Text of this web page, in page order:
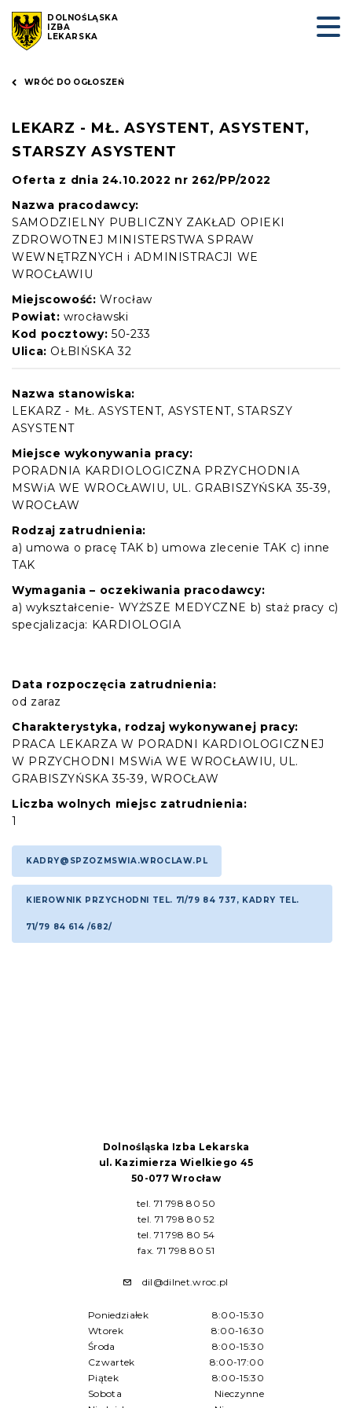
DOLNOŚLĄSKA
IZBA
LEKARSKA
WRÓĆ DO OGŁOSZEŃ
LEKARZ - MŁ. ASYSTENT, ASYSTENT,
STARSZY ASYSTENT
Oferta z dnia 24.10.2022 nr 262/PP/2022
Nazwa pracodawcy:
SAMODZIELNY PUBLICZNY ZAKŁAD OPIEKI
ZDROWOTNEJ MINISTERSTWA SPRAW
WEWNĘTRZNYCH i ADMINISTRACJI WE
WROCŁAWIU
Miejscowość: Wrocław
Powiat: wrocławski
Kod pocztowy: 50-233
Ulica: OŁBIŃSKA 32
Nazwa stanowiska:
LEKARZ - MŁ. ASYSTENT, ASYSTENT, STARSZY
ASYSTENT
Miejsce wykonywania pracy:
PORADNIA KARDIOLOGICZNA PRZYCHODNIA
MSWiA WE WROCŁAWIU, UL. GRABISZYŃSKA 35-39,
WROCŁAW
Rodzaj zatrudnienia:
a) umowa o pracę TAK b) umowa zlecenie TAK c) inne
TAK
Wymagania – oczekiwania pracodawcy:
a) wykształcenie- WYŻSZE MEDYCZNE b) staż pracy c)
specjalizacja: KARDIOLOGIA
Data rozpoczęcia zatrudnienia:
od zaraz
Charakterystyka, rodzaj wykonywanej pracy:
PRACA LEKARZA W PORADNI KARDIOLOGICZNEJ
W PRZYCHODNI MSWiA WE WROCŁAWIU, UL.
GRABISZYŃSKA 35-39, WROCŁAW
Liczba wolnych miejsc zatrudnienia:
1
KADRY@SPZOZMSWIA.WROCLAW.PL
KIEROWNIK PRZYCHODNI TEL. 71/79 84 737, KADRY TEL.
71/79 84 614 /682/
Dolnośląska Izba Lekarska
ul. Kazimierza Wielkiego 45
50-077 Wrocław
tel. 71 798 80 50
tel. 71 798 80 52
tel. 71 798 80 54
fax. 71 798 80 51
dil@dilnet.wroc.pl
Poniedziałek
8:00-15:30
Wtorek
8:00-16:30
Środa
8:00-15:30
Czwartek
8:00-17:00
Piątek
8:00-15:30
Sobota
Nieczynne